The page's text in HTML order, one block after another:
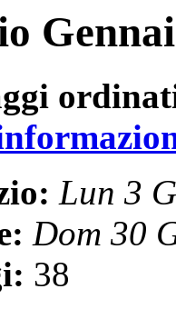
Lun 3
Dom 30
38